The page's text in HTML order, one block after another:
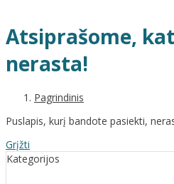
Atsiprašome,
nerasta!
Pagrindinis
Puslapis, kurį bandote pasiekti,
Grįžti
Kategorijos